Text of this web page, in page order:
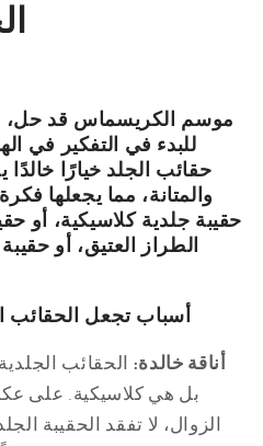
موسم الكريسماس قد حل،
للبدء في التفكير في
حقائب الجلد خيارًا خالدًا
والمتانة، مما يجعلها
حقيبة جلدية كلاسيكية، أو
الطراز العتيق، أو
4 أسباب تجعل الحقائب
أناقة خالدة: الحقائب
بل هي كلاسيكية. على
الزوال، لا تفقد الحقيبة